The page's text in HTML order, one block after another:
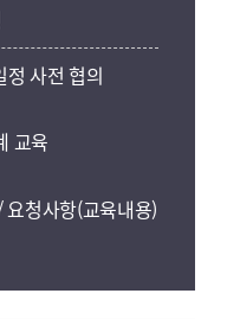
정 사전 협의
교육
청사항(교육내용)